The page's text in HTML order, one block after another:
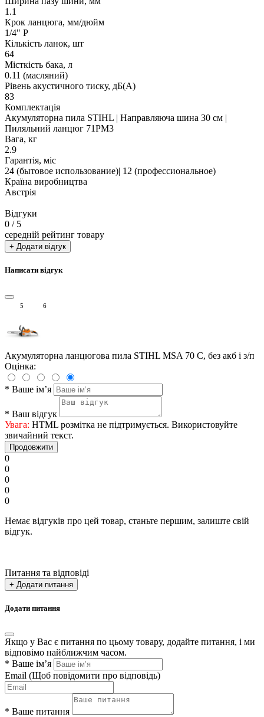
1.1
Крок ланцюга, мм/дюйм
1/4" P
Кількість ланок, шт
64
Місткість бака, л
0.11 (масляний)
Рівень акустичного тиску, дБ(A)
83
Комплектація
Акумуляторна пила STIHL | Направляюча шина 30 см |
Пиляльний ланцюг 71PM3
Вага, кг
2.9
Гарантія, міс
24 (бытовое использование)| 12 (профессиональное)
Країна виробництва
Австрія
Відгуки
0 / 5
середній рейтинг товару
+ Додати відгук
Написати відгук
5 6
Акумуляторна ланцюгова пила STIHL MSA 70 C, без акб і з/п
Оцінка:
* Ваше ім’я
* Ваш відгук
Увага: HTML розмітка не підтримується. Використовуйте
звичайний текст.
Продовжити
0
0
0
0
0
Немає відгуків про цей товар, станьте першим, залиште свій
відгук.
Питання та відповіді
+ Додати питання
Додати питання
Якщо у Вас є питання по цьому товару, додайте питання, і ми
відповімо найближчим часом.
* Ваше ім’я
Email (Щоб повідомити про відповідь)
* Ваше питання